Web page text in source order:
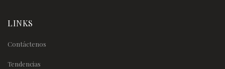
LINKS
Contáctenos
Tendencias